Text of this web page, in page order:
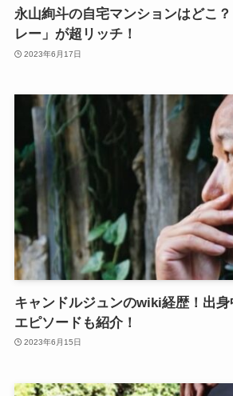
永山絢斗の自宅マンションはどこ
レー」が超リッチ！
2023年6月17日
キャンドルジュンのwiki経歴！出身
エピソードも紹介！
2023年6月15日